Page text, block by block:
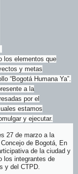
los elementos que
y metas
“Bogotá Humana Ya”.
a la
por el
estamos
y ejecutar.
27 de marzo a la
de Bogotá, En
de la ciudad y
los integrantes de
y del CTPD.